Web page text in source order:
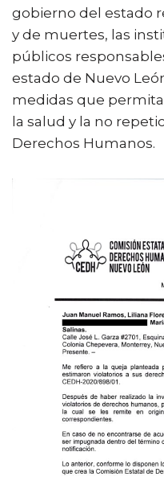
gobierno del estado
y de muertes, las
públicos
estado de Nuevo
medidas que
la salud y la no
Derechos Humanos.